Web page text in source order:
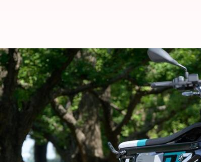
BMW CE 02 स्कूटर के लिए
लेखन दिनेश चंद शर्मा Sep 07, 2024 03:57 pm
क्या है खबर?
BMW मोटरराडने अपने आगामी इलेक्ट्रिक स्कूटर
यह कंपनी के BMW CE 04 के बाद यह भारत में
इसका डिजाइन सबसे हटकर होगा और यह स्कूटर